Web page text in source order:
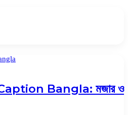
Bangla: মজার ও